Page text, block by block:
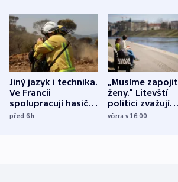
Jiný jazyk i technika.
Ve Francii
spolupracují hasiči z
různých zemí
před 6h
„Musíme zapojit
ženy.“ Litevští
politici zvažují
dohodu o
včera v 16:00